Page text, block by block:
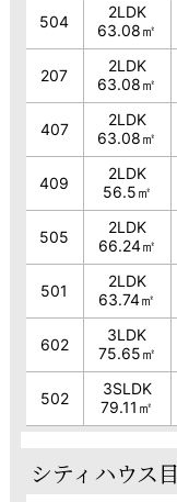
504
2LDK
63.08㎡
207
2LDK
63.08㎡
407
2LDK
63.08㎡
409
2LDK
56.5㎡
505
2LDK
66.24㎡
501
2LDK
63.74㎡
602
3LDK
75.65㎡
502
3SLDK
79.11㎡
シティハウス